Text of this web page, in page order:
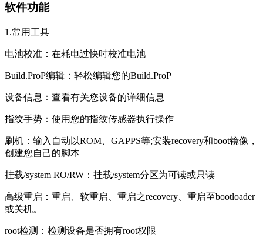
软件功能
1.常用工具
电池校准：在耗电过快时校准电池
Build.ProP编辑：轻松编辑您的Build.ProP
设备信息：查看有关您设备的详细信息
指纹手势：使用您的指纹传感器执行操作
刷机：输入自动以ROM、GAPPS等;安装recovery和boot镜像，
创建您自己的脚本
挂载/system RO/RW：挂载/system分区为可读或只读
高级重启：重启、软重启、重启之recovery、重启至bootloader
或关机。
root检测：检测设备是否拥有root权限